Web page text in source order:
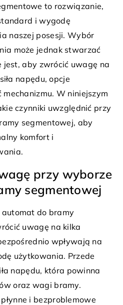
to rozwiązanie,
i wygodę
naszej posesji. Wybór
może jednak stwarzać
jest, aby zwrócić uwagę na
napędu, opcje
W niniejszym
czynniki uwzględnić przy
segmentowej, aby
komfort i
przy wyborze
segmentowej
do bramy
uwagę na kilka
wpływają na
użytkowania. Przede
napędu, która powinna
oraz wagi bramy.
i bezproblemowe